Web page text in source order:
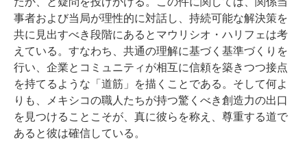
事者および当局が理性的に対話し、持続可能な解決策を
共に見出すべき段階にあるとマウリシオ・ハリフェは考
えている。すなわち、共通の理解に基づく基準づくりを
行い、企業とコミュニティが相互に信頼を築きつつ接点
を持てるような「道筋」を描くことである。そして何よ
りも、メキシコの職人たちが持つ驚くべき創造力の出口
を見つけることこそが、真に彼らを称え、尊重する道で
あると彼は確信している。